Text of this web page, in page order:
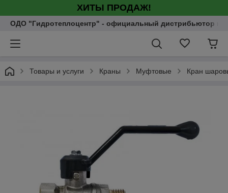
ХИТЫ ПРОДАЖ!
ОДО "Гидротеплоцентр" - официальный дистрибьютор
Товары и услуги Краны Муфтовые Кран